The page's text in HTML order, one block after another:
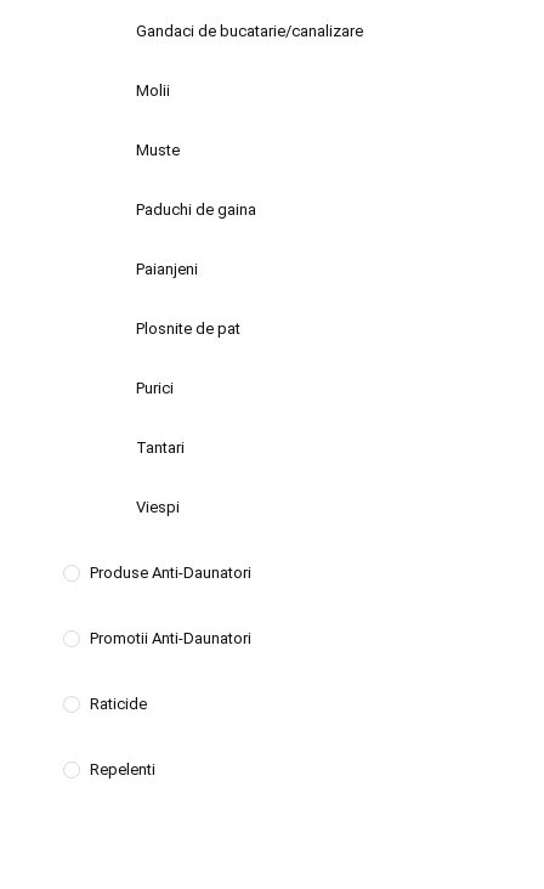
Gandaci de bucatarie/canalizare
Molii
Muste
Paduchi de gaina
Paianjeni
Plosnite de pat
Purici
Tantari
Viespi
Produse Anti-Daunatori
Promotii Anti-Daunatori
Raticide
Repelenti